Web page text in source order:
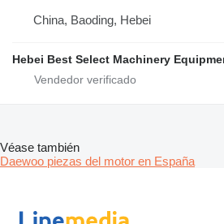
China, Baoding, Hebei
Hebei Best Select Machinery
Véase también
Daewoo piezas del motor en España